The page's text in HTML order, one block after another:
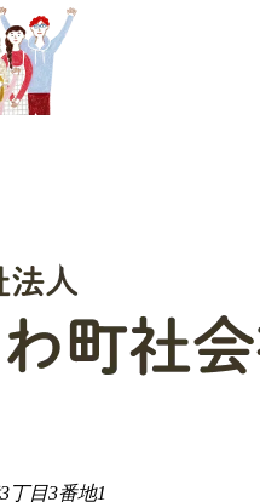
丁目3番地1